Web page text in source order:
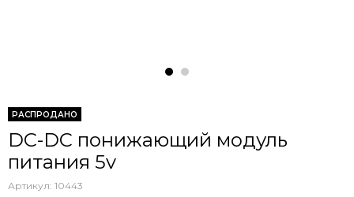
РАСПРОДАНО
DC-DC понижающий модуль
питания 5v
Артикул: 10443